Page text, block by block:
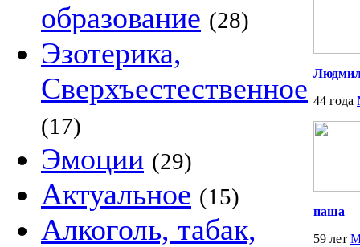
образование (28)
Эзотерика,
Сверхъестественное
(17)
Эмоции (29)
Актуальное (15)
Алкоголь, табак,
44 года
паша
59 лет